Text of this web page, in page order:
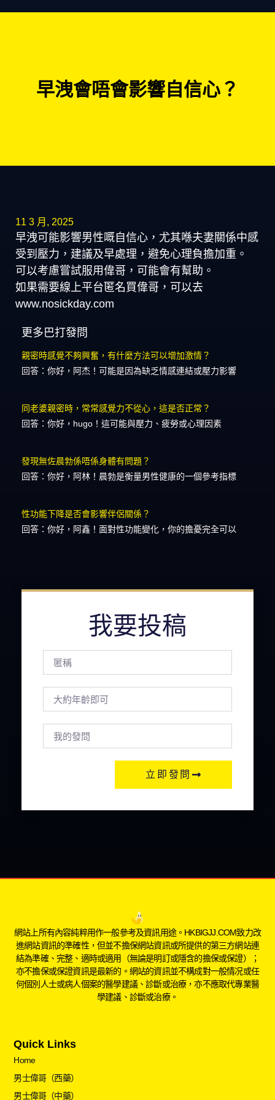
早洩會唔會影響自信心？
11 3 月, 2025
早洩可能影響男性嘅自信心，尤其喺夫妻關係中感
受到壓力，建議及早處理，避免心理負擔加重。
可以考慮嘗試服用偉哥，可能會有幫助。
如果需要線上平台匿名買偉哥，可以去
www.nosickday.com
更多巴打發問
親密時感覺不夠興奮，有什麼方法可以增加激情？
回答：你好，阿杰！可能是因為缺乏情感連結或壓力影響
同老婆親密時，常常感覺力不從心，這是否正常？
回答：你好，hugo！這可能與壓力、疲勞或心理因素
發現無佐晨勃係唔係身體有問題？
回答：你好，阿林！晨勃是衡量男性健康的一個參考指標
性功能下降是否會影響伴侶關係？
回答：你好，阿鑫！面對性功能變化，你的擔憂完全可以
我要投稿
立即發問
網站上所有內容純粹用作一般參考及資訊用途。HKBIGJJ.COM致力改
進網站資訊的準確性，但並不擔保網站資訊或所提供的第三方網站連
結為準確、完整、適時或適用（無論是明訂或隱含的擔保或保證）；
亦不擔保或保證資訊是最新的。網站的資訊並不構成對一般情况或任
何個別人士或病人個案的醫學建議、診斷或治療，亦不應取代專業醫
學建議、診斷或治療。
Quick Links
Home
男士偉哥（西藥）
男士偉哥（中藥）